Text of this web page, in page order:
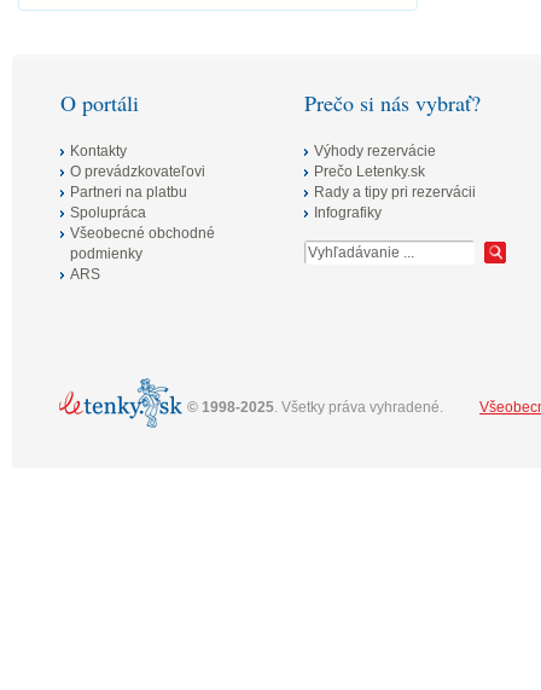
O portáli
Kontakty
O prevádzkovateľovi
Partneri na platbu
Spolupráca
Všeobecné obchodné
podmienky
ARS
Prečo si nás vybrať?
Výhody rezervácie
Prečo Letenky.sk
Rady a tipy pri rezervácii
Infografiky
© 1998-2025. Všetky práva vyhradené.